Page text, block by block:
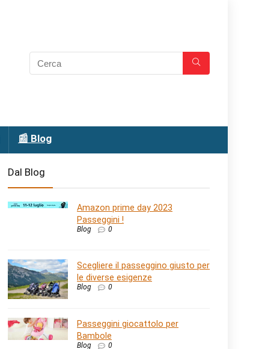
📰 Blog
Dal Blog
Amazon prime day 2023
Passeggini !
Blog 0
Scegliere il passeggino giusto per
le diverse esigenze
Blog 0
Passeggini giocattolo per
Bambole
Blog 0